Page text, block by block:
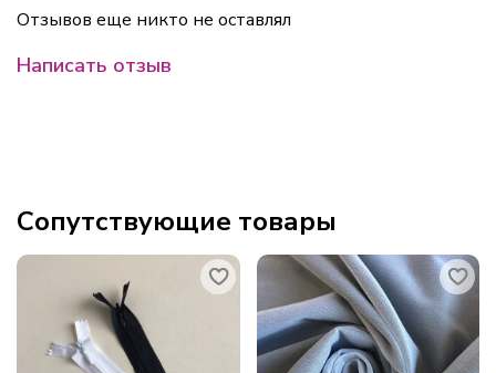
Отзывов еще никто не оставлял
Написать отзыв
Сопутствующие товары